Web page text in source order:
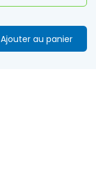
Ajouter au panier